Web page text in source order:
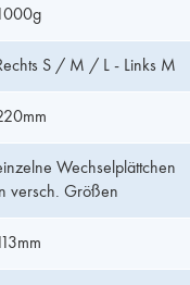
1000g
S / M / L - Links M
Wechselplättchen
versch. Größen
113mm